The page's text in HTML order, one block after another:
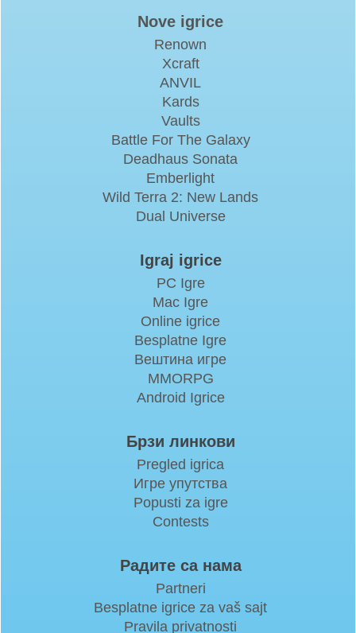
Nove igrice
Renown
Xcraft
ANVIL
Kards
Vaults
Battle For The Galaxy
Deadhaus Sonata
Emberlight
Wild Terra 2: New Lands
Dual Universe
Igraj igrice
PC Igre
Mac Igre
Online igrice
Besplatne Igre
Вештина игре
MMORPG
Android Igrice
Брзи линкови
Pregled igrica
Игре упутства
Popusti za igre
Contests
Радите са нама
Partneri
Besplatne igrice za vaš sajt
Pravila privatnosti